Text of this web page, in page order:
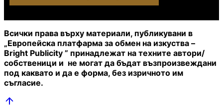
Всички права върху материали, публикувани в
„Европейска платфарма за обмен на изкуства –
Bright Publicity ” принадлежат на техните автори/
собственици и не могат да бъдат възпроизвеждани
под каквато и да е форма, без изричното им
съгласие.